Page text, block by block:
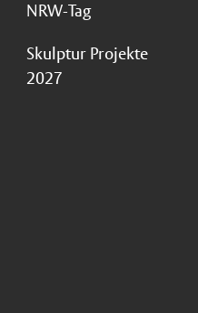
NRW-Tag
Skulptur Projekte
2027